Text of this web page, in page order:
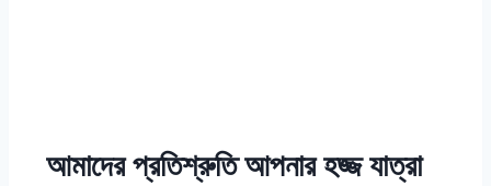
আমাদের প্রতিশ্রুতি আপনার হজ্জ যাত্রা